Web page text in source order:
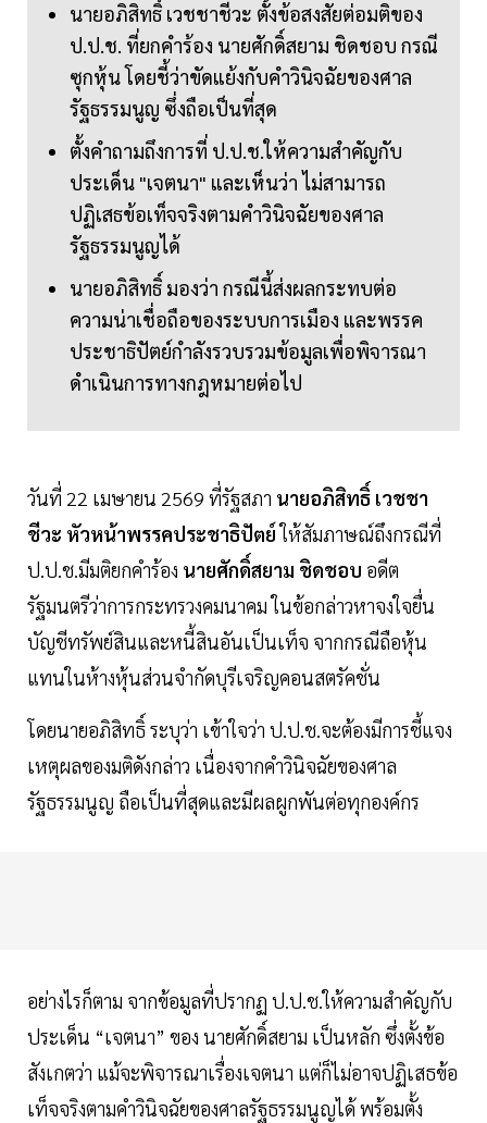
นายอภิสิทธิ์ เวชชาชีวะ ตั้งข้อสงสัยต่อมติของ
ป.ป.ช. ที่ยกคำร้อง นายศักดิ์สยาม ชิดชอบ กรณี
ซุกหุ้น โดยชี้ว่าขัดแย้งกับคำวินิจฉัยของศาล
รัฐธรรมนูญ ซึ่งถือเป็นที่สุด
ตั้งคำถามถึงการที่ ป.ป.ช.ให้ความสำคัญกับ
ประเด็น "เจตนา" และเห็นว่า ไม่สามารถ
ปฏิเสธข้อเท็จจริงตามคำวินิจฉัยของศาล
รัฐธรรมนูญได้
นายอภิสิทธิ์ มองว่า กรณีนี้ส่งผลกระทบต่อ
ความน่าเชื่อถือของระบบการเมือง และพรรค
ประชาธิปัตย์กำลังรวบรวมข้อมูลเพื่อพิจารณา
ดำเนินการทางกฎหมายต่อไป
วันที่ 22 เมษายน 2569 ที่รัฐสภา นายอภิสิทธิ์ เวชชา
ชีวะ หัวหน้าพรรคประชาธิปัตย์ให้สัมภาษณ์ถึงกรณีที่
ป.ป.ช.มีมติยกคำร้อง นายศักดิ์สยาม ชิดชอบ อดีต
รัฐมนตรีว่าการกระทรวงคมนาคม ในข้อกล่าวหาจงใจยื่น
บัญชีทรัพย์สินและหนี้สินอันเป็นเท็จ จากกรณีถือหุ้น
แทนในห้างหุ้นส่วนจำกัดบุรีเจริญคอนสตรัคชั่น
โดยนายอภิสิทธิ์ ระบุว่า เข้าใจว่า ป.ป.ช.จะต้องมีการชี้แจง
เหตุผลของมติดังกล่าว เนื่องจากคำวินิจฉัยของศาล
รัฐธรรมนูญ ถือเป็นที่สุดและมีผลผูกพันต่อทุกองค์กร
อย่างไรก็ตาม จากข้อมูลที่ปรากฏ ป.ป.ช.ให้ความสำคัญกับ
ประเด็น “เจตนา” ของ นายศักดิ์สยาม เป็นหลัก ซึ่งตั้งข้อ
สังเกตว่า แม้จะพิจารณาเรื่องเจตนา แต่ก็ไม่อาจปฏิเสธข้อ
เท็จจริงตามคำวินิจฉัยของศาลรัฐธรรมนูญได้ พร้อมตั้ง